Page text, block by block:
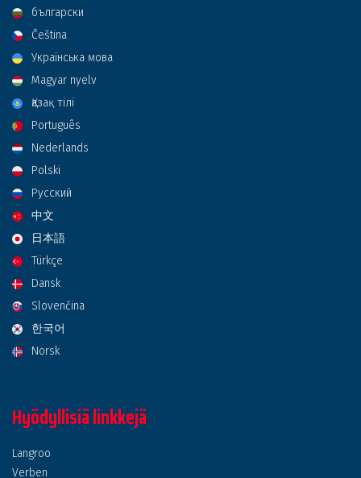
български
Čeština
Українська мова
Magyar nyelv
Қазақ тілі
Português
Nederlands
Polski
Русский
中文
日本語
Türkçe
Dansk
Slovenčina
한국어
Norsk
Hyödyllisiä linkkejä
Langroo
Verben